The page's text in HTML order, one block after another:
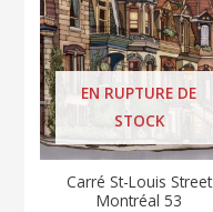
EN RUPTURE DE
STOCK
Carré St-Louis Street
Montréal 53